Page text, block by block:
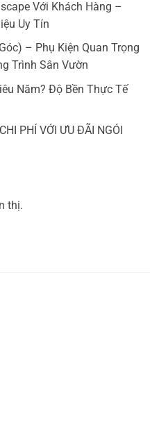
Với Khách Hàng –
Uy Tín
– Phụ Kiện Quan Trọng
Trình Sân Vườn
Năm? Độ Bền Thực Tế
PHÍ VỚI ƯU ĐÃI NGÓI
thị.